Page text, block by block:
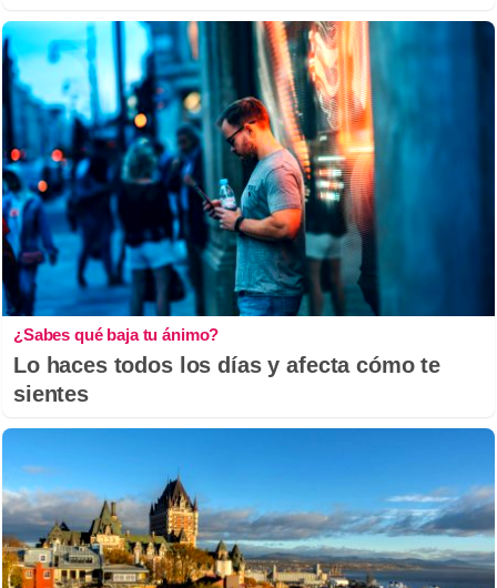
¿Sabes qué baja tu ánimo?
Lo haces todos los días y afecta cómo te
sientes